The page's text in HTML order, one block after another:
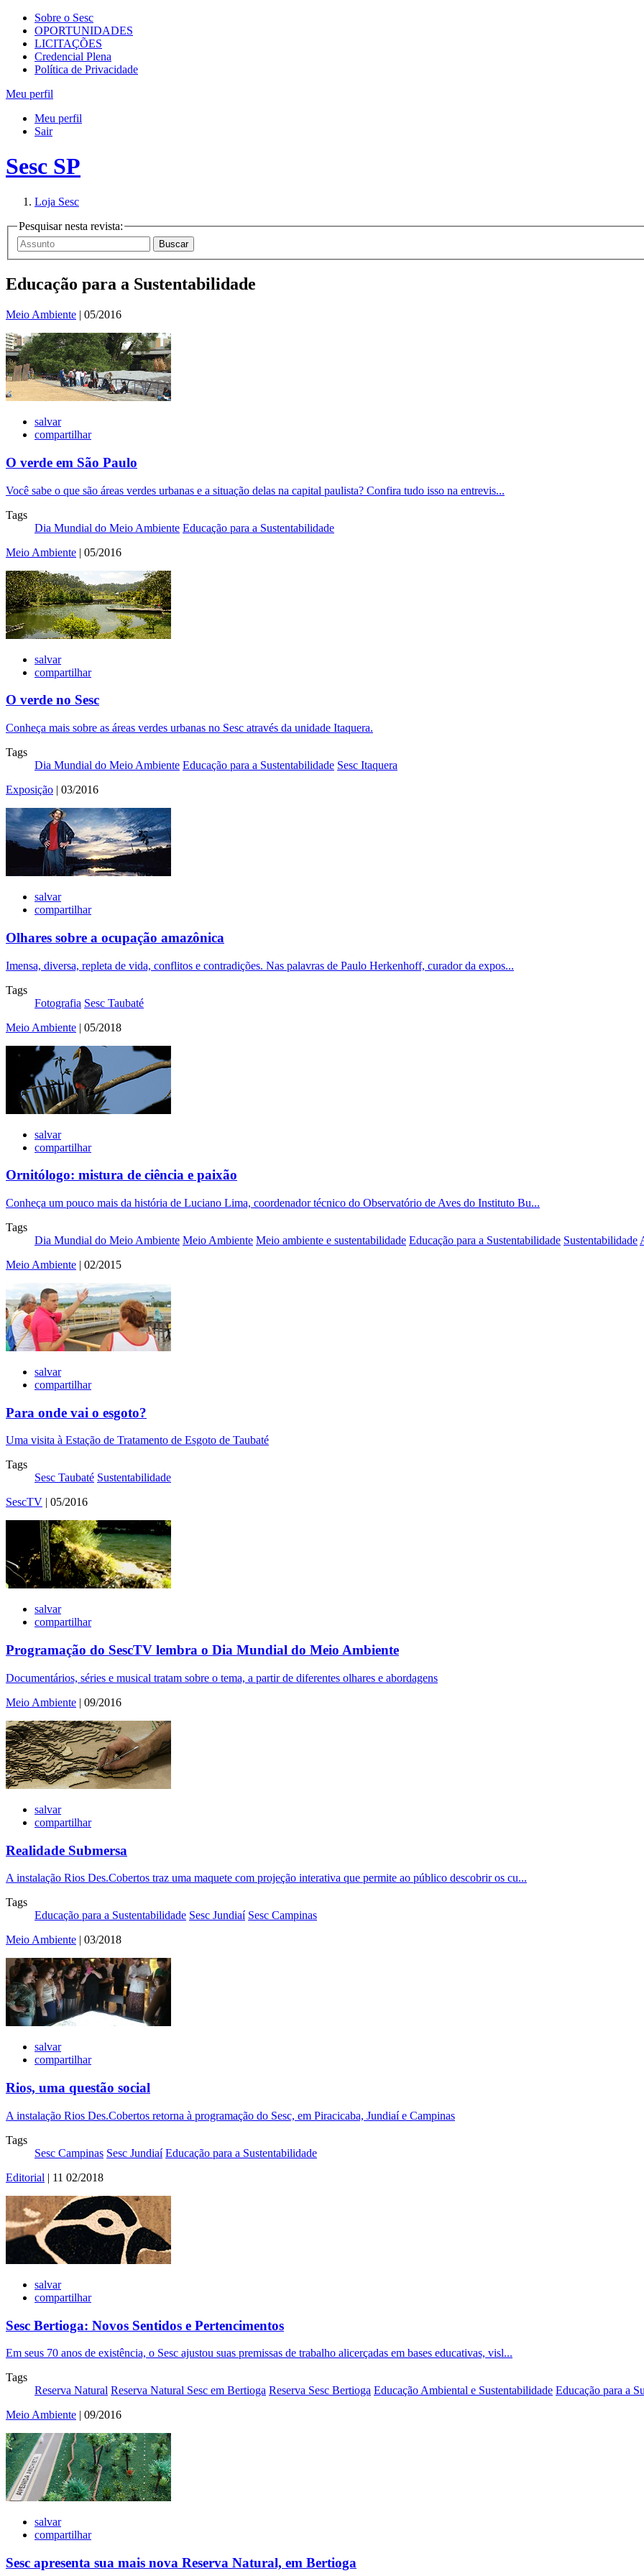
Sobre o Sesc
OPORTUNIDADES
LICITAÇÕES
Credencial Plena
Política de Privacidade
Meu perfil
Meu perfil
Sair
Sesc SP
Loja Sesc
Pesquisar nesta revista:
Educação para a Sustentabilidade
Meio Ambiente | 05/2016
salvar
compartilhar
O verde em São Paulo
Você sabe o que são áreas verdes urbanas e a situação delas na capital paulista? Confira tudo isso na entrevis...
Tags
Dia Mundial do Meio Ambiente Educação para a Sustentabilidade
Meio Ambiente | 05/2016
salvar
compartilhar
O verde no Sesc
Conheça mais sobre as áreas verdes urbanas no Sesc através da unidade Itaquera.
Tags
Dia Mundial do Meio Ambiente Educação para a Sustentabilidade Sesc Itaquera
Exposição | 03/2016
salvar
compartilhar
Olhares sobre a ocupação amazônica
Imensa, diversa, repleta de vida, conflitos e contradições. Nas palavras de Paulo Herkenhoff, curador da expos...
Tags
Fotografia Sesc Taubaté
Meio Ambiente | 05/2018
salvar
compartilhar
Ornitólogo: mistura de ciência e paixão
Conheça um pouco mais da história de Luciano Lima, coordenador técnico do Observatório de Aves do Instituto Bu...
Tags
Dia Mundial do Meio Ambiente Meio Ambiente Meio ambiente e sustentabilidade Educação para a Sustentabilidade Sustentabilidade
Meio Ambiente | 02/2015
salvar
compartilhar
Para onde vai o esgoto?
Uma visita à Estação de Tratamento de Esgoto de Taubaté
Tags
Sesc Taubaté Sustentabilidade
SescTV | 05/2016
salvar
compartilhar
Programação do SescTV lembra o Dia Mundial do Meio Ambiente
Documentários, séries e musical tratam sobre o tema, a partir de diferentes olhares e abordagens
Meio Ambiente | 09/2016
salvar
compartilhar
Realidade Submersa
A instalação Rios Des.Cobertos traz uma maquete com projeção interativa que permite ao público descobrir os cu...
Tags
Educação para a Sustentabilidade Sesc Jundiaí Sesc Campinas
Meio Ambiente | 03/2018
salvar
compartilhar
Rios, uma questão social
A instalação Rios Des.Cobertos retorna à programação do Sesc, em Piracicaba, Jundiaí e Campinas
Tags
Sesc Campinas Sesc Jundiaí Educação para a Sustentabilidade
Editorial | 11 02/2018
salvar
compartilhar
Sesc Bertioga: Novos Sentidos e Pertencimentos
Em seus 70 anos de existência, o Sesc ajustou suas premissas de trabalho alicerçadas em bases educativas, visl...
Tags
Reserva Natural Reserva Natural Sesc em Bertioga Reserva Sesc Bertioga Educação Ambiental e Sustentabilidade Educação para a
Meio Ambiente | 09/2016
salvar
compartilhar
Sesc apresenta sua mais nova Reserva Natural, em Bertioga